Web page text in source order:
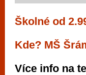
Školné od
Kde? MŠ
Více info na